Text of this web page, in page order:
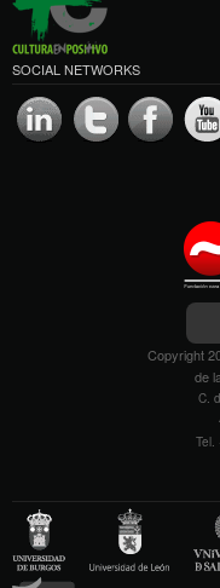
SOCIAL NETWORKS
Copyright
de
C.
Tel.